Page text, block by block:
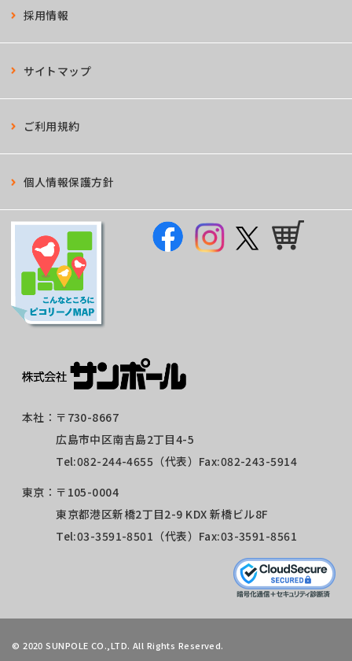
採用情報
サイトマップ
ご利用規約
個人情報保護方針
本社： 〒730-8667
広島市中区南吉島2丁目4-5
Tel:082-244-4655 （代表）Fax:082-243-5914
東京： 〒105-0004
東京都港区新橋2丁目2-9 KDX 新橋ビル8F
Tel:03-3591-8501 （代表）Fax:03-3591-8561
©2020 SUNPOLE CO.,LTD. All Rights Reserved.